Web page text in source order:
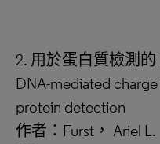
2. 用於蛋白質檢測
DNA-mediated
protein detection
作者：Furst， Ariel L.